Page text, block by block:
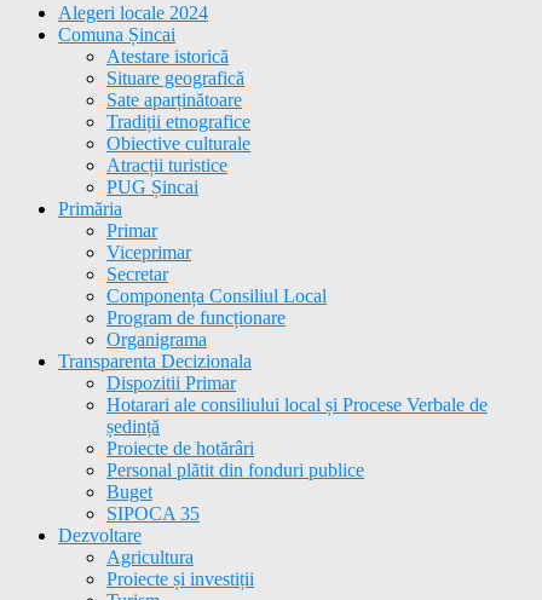
Alegeri locale 2024
Comuna Șincai
Atestare istorică
Situare geografică
Sate aparținătoare
Tradiții etnografice
Obiective culturale
Atracții turistice
PUG Șincai
Primăria
Primar
Viceprimar
Secretar
Componența Consiliul Local
Program de funcționare
Organigrama
Transparenta Decizionala
Dispozitii Primar
Hotarari ale consiliului local și Procese Verbale de
ședință
Proiecte de hotărâri
Personal plătit din fonduri publice
Buget
SIPOCA 35
Dezvoltare
Agricultura
Proiecte și investiții